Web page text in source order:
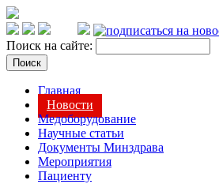
Поиск на сайте:
Главная
Новости
Медоборудование
Научные статьи
Документы Минздрава
Мероприятия
Пациенту